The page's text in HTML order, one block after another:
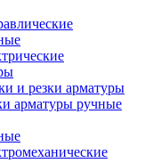
и резки арматуры
арматуры ручные